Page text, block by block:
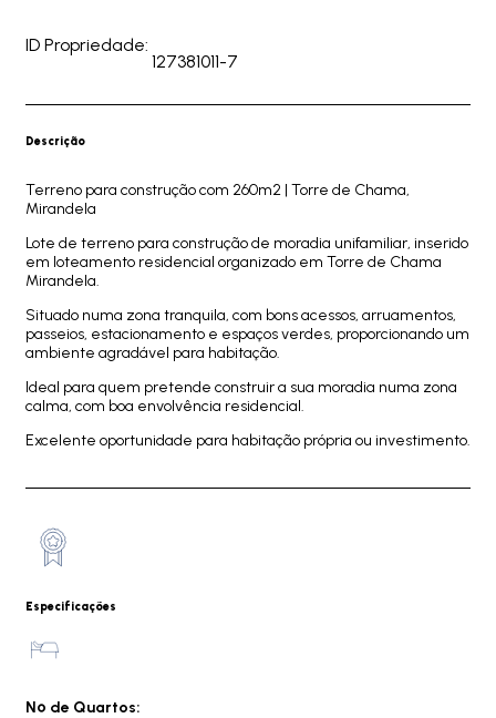
ID Propriedade:
127381011-7
Descrição
Terreno para construção com 260m2 | Torre de Chama,
Mirandela
Lote de terreno para construção de moradia unifamiliar, inserido
em loteamento residencial organizado em Torre de Chama
Mirandela.
Situado numa zona tranquila, com bons acessos, arruamentos,
passeios, estacionamento e espaços verdes, proporcionando um
ambiente agradável para habitação.
Ideal para quem pretende construir a sua moradia numa zona
calma, com boa envolvência residencial.
Excelente oportunidade para habitação própria ou investimento.
Especificações
Nº de Quartos: